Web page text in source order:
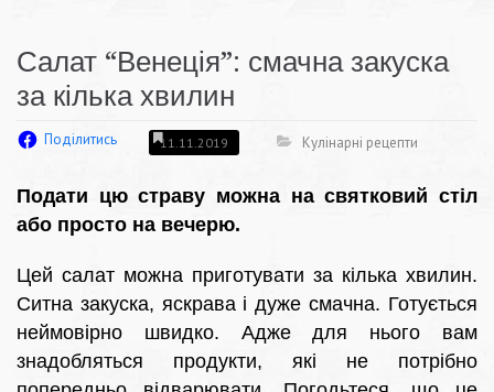
Салат “Венеція”: смачна закуска
за кілька хвилин
Поділитись 11.11.2019 Кулінарні рецепти
Подати цю страву можна на святковий стіл
або просто на вечерю.
Цей салат можна приготувати за кілька хвилин.
Ситна закуска, яскрава і дуже смачна. Готується
неймовірно швидко. Адже для нього вам
знадобляться продукти, які не потрібно